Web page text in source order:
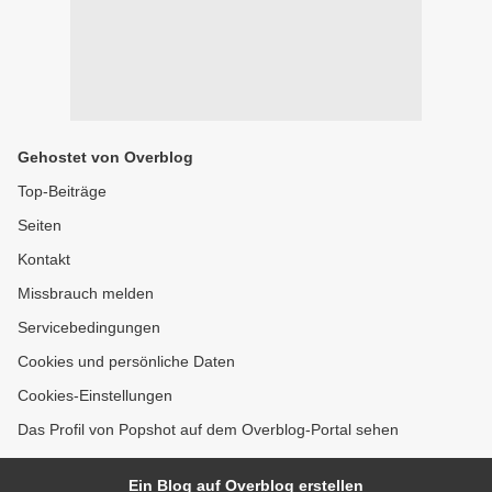
Gehostet von Overblog
Top-Beiträge
Seiten
Kontakt
Missbrauch melden
Servicebedingungen
Cookies und persönliche Daten
Cookies-Einstellungen
Das Profil von Popshot auf dem Overblog-Portal sehen
Ein Blog auf Overblog erstellen